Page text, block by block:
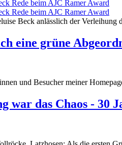
Beck anlässlich der
eine grüne
und Besucher meiner
war das Chaos - 30